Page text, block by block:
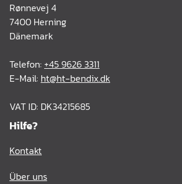
Rønnevej 4
7400 Herning
Dänemark
Telefon: +45 9626 3311
E-Mail: ht@ht-bendix.dk
VAT ID: DK34215685
Hilfe?
Kontakt
Über uns